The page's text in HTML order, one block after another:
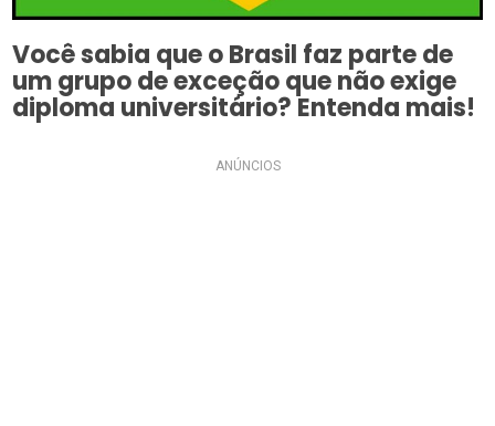
Você sabia que o Brasil faz parte de
um grupo de exceção que não exige
diploma universitário? Entenda mais!
ANÚNCIOS